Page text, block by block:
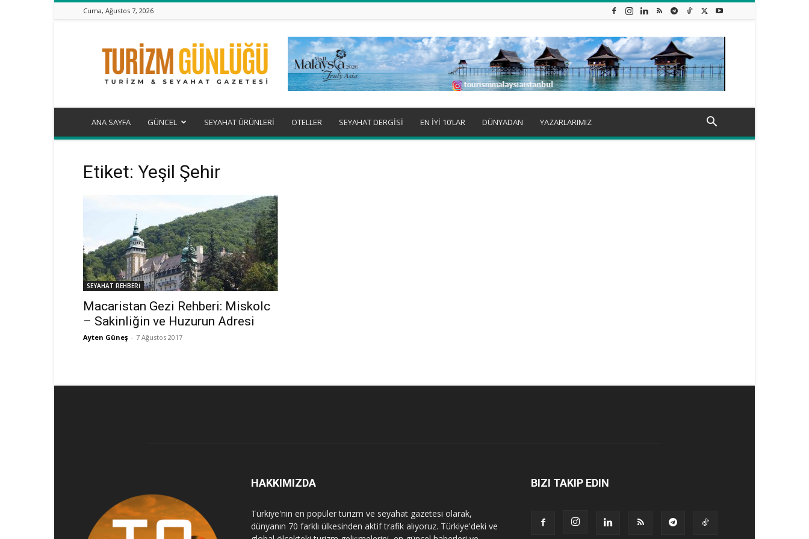
Cuma, Ağustos 7, 2026
Turizm
Günlüğü
ANA SAYFA GÜNCEL SEYAHAT ÜRÜNLERİ OTELLER SEYAHAT DERGİSİ EN İYİ 10’LAR DÜNYADAN YAZARLARIMIZ
Etiket: Yeşil Şehir
SEYAHAT REHBERİ
Macaristan Gezi Rehberi: Miskolc
– Sakinliğin ve Huzurun Adresi
Ayten Güneş - 7 Ağustos 2017
HAKKIMIZDA
Türkiye'nin en popüler turizm ve seyahat gazetesi olarak,
dünyanın 70 farklı ülkesinden aktif trafik alıyoruz. Türkiye'deki ve
BIZI TAKIP EDIN